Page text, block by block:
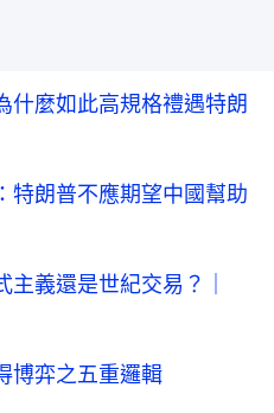
什麼如此高規格禮遇特朗
朗普不應期望中國幫助
義還是世紀交易？｜
博弈之五重邏輯